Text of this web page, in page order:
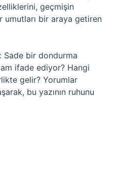
geçmişin
umutları bir araya getiren
Sade bir dondurma
ifade ediyor? Hangi
gelir? Yorumlar
bu yazının ruhunu